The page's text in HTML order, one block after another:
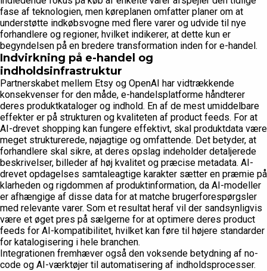
fase af teknologien, men køreplanen omfatter planer om at
understøtte indkøbsvogne med flere varer og udvide til nye
forhandlere og regioner, hvilket indikerer, at dette kun er
begyndelsen på en bredere transformation inden for e-handel.
Indvirkning på e-handel og
indholdsinfrastruktur
Partnerskabet mellem Etsy og OpenAI har vidtrækkende
konsekvenser for den måde, e-handelsplatforme håndterer
deres produktkataloger og indhold. En af de mest umiddelbare
effekter er på strukturen og kvaliteten af product feeds. For at
AI-drevet shopping kan fungere effektivt, skal produktdata være
meget strukturerede, nøjagtige og omfattende. Det betyder, at
forhandlere skal sikre, at deres opslag indeholder detaljerede
beskrivelser, billeder af høj kvalitet og præcise metadata. AI-
drevet opdagelses samtaleagtige karakter sætter en præmie på
klarheden og rigdommen af produktinformation, da AI-modeller
er afhængige af disse data for at matche brugerforespørgsler
med relevante varer. Som et resultat heraf vil der sandsynligvis
være et øget pres på sælgerne for at optimere deres product
feeds for AI-kompatibilitet, hvilket kan føre til højere standarder
for katalogisering i hele branchen.
Integrationen fremhæver også den voksende betydning af no-
code og AI-værktøjer til automatisering af indholdsprocesser.